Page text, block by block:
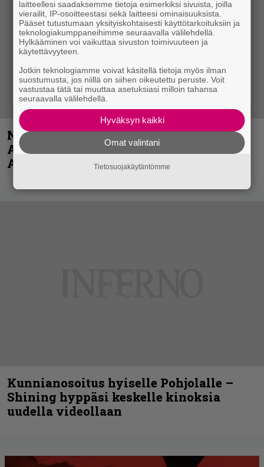
Näin lähtee Ghostin Tobias Forgelta
Accept – menossa mukana myös
Anthrax- ja Korn-miehistöä
Kunnianosoitus hyiselle Pohjolalle –
Shining hyppäsi keskelle kinoksia
uudella videollaan
laitteellesi saadaksemme tietoja esimerkiksi sivuista, joilla
vierailit, IP-osoitteestasi sekä laitteesi ominaisuuksista.
Pääset tutustumaan yksityiskohtaisesti käyttötarkoituksiin ja
teknologiakumppaneihimme seuraavalla välilehdellä.
Hylkääminen voi vaikuttaa sivuston toimivuuteen ja
käytettävyyteen.
Jotkin teknologiamme voivat käsitellä tietoja myös ilman
suostumusta, jos niillä on siihen oikeutettu peruste. Voit
vastustaa tätä tai muuttaa asetuksiasi milloin tahansa
seuraavalla välilehdellä.
Hyväksyn kaikki
Omat valintani
Tietosuojakäytäntömme